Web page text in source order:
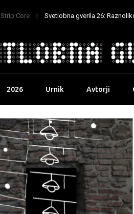
Strip Core Svetlobna gverila 26:
2026 Urnik Avtorji